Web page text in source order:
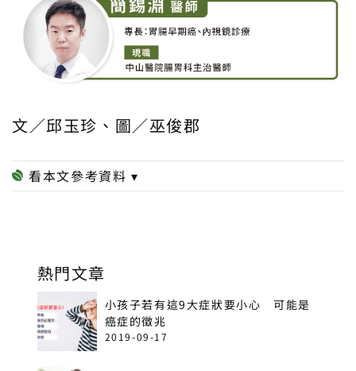
文／邱玉珍、圖／巫俊郡
熱門文章
小孩子若有這9大症狀要小心 可能是
癌症的徵兆
2019-09-17